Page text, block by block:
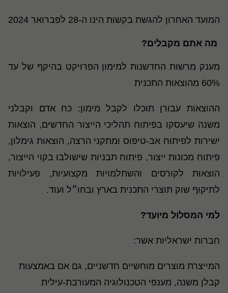
המועד האחרון להגשת בקשות הינו ה-28 לפברואר 2024
מה אתם מקבלים?
מענק מרשות החדשנות למימון הפרויקט בהיקף של עד
60% מהוצאות התכנית
ההוצאות עבורן תוכלו לקבל מימון: כח אדם וקבלני
משנה שיעסקו בפיתוח תהליכי הייצור החדשים, הוצאות
ישירות לפיתוח אב-טיפוס ומתקני הרצה, הוצאות גימלון,
פיתוח מכונות ייצור, פיתוח תבניות שישולבו בקוי הייצור,
הוצאות לקורסים והשתלמויות מקצועיות, פעילויות
לתיקוף שוק תוצרי התכנית בארץ ובחו״ל ועוד.
למי המסלול מיועד?
חברות ישראליות אשר:
המייצרת מוצרים מוחשיים חדשניים, גם אם באמצעות
קבלן משנה, מענפי הטכנולוגיה המעורבת-עילית